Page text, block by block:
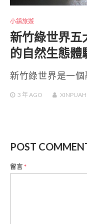
小鎮旅遊
新竹綠世界五
的自然生態體
新竹綠世界是一
3 年AGO
POST
留言*